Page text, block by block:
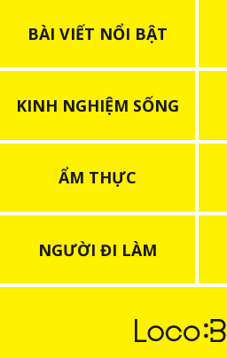
BÀI VIẾT NỔI BẬT
KINH NGHIỆM SỐNG
ẨM THỰC
NGƯỜI ĐI LÀM